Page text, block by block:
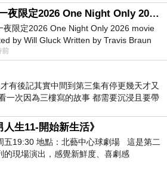
電影一夜限定2026 One Night Only 2026 movie
夜限定2026 One Night Only 2026 movie
by Will Gluck Written by Travis Braun
Monica Barbaro
前
有後記其實中間到第三集有停更幾天才又
一次因為三樓寫的故事 都需要沉浸且要帶
生11-開始新生活》
五19:30 地點：北藝中心球劇場 這是第二
的現場演出，感覺新鮮度、喜劇感